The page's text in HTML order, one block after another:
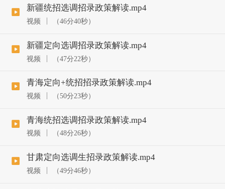
新疆统招选调招录政策解读.mp4
视频 （46分40秒）
新疆定向选调招录政策解读.mp4
视频 （47分22秒）
青海定向+统招招录政策解读.mp4
视频 （50分23秒）
青海统招选调招录政策解读.mp4
视频 （48分26秒）
甘肃定向选调生招录政策解读.mp4
视频 （49分46秒）